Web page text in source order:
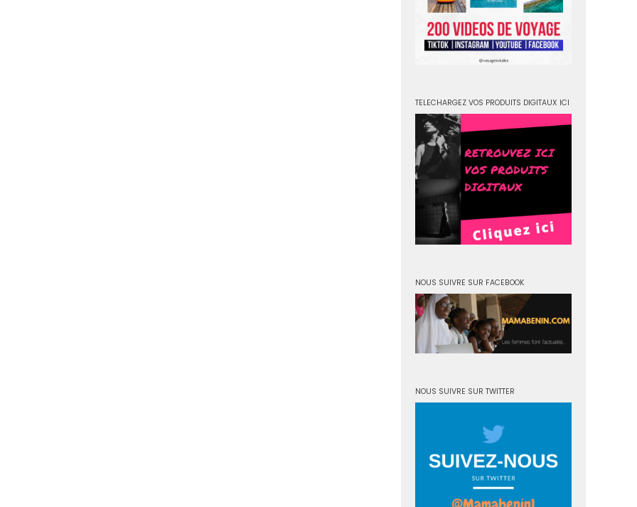
TELECHARGEZ VOS PRODUITS DIGITAUX ICI
NOUS SUIVRE SUR FACEBOOK
NOUS SUIVRE SUR TWITTER